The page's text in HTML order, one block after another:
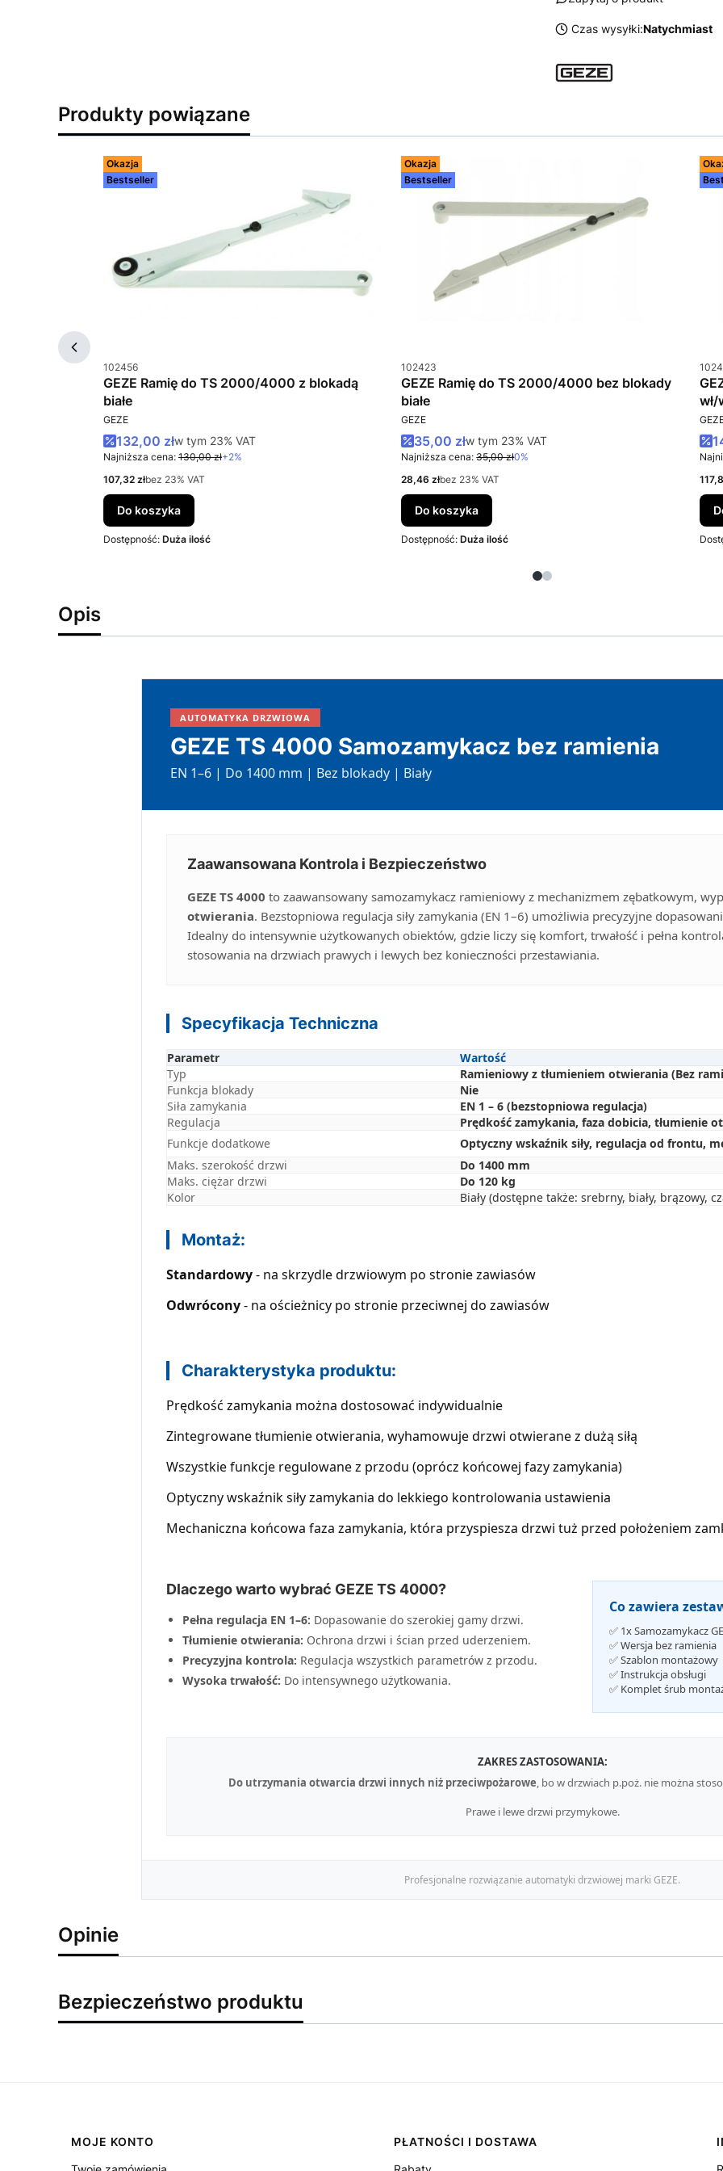
Czas wysyłki:Natychmiast
Produkty powiązane
Okazja
Bestseller
Kod produktu
102456
GEZE Ramię do TS 2000/4000 z blokadą
białe
PRODUCENT
GEZE
Cena promocyjna brutto
132,00 złw tym %s VAT
w tym 23% VAT
Najniższa cena: 130,00 zł+2%
Cena netto
107,32 złbez 23% VAT
Do koszyka
Dostępność: Duża ilość
Okazja
Bestseller
Kod produktu
102423
GEZE Ramię do TS 2000/4000 bez blokady
białe
PRODUCENT
GEZE
Cena promocyjna brutto
35,00 złw tym %s VAT
w tym 23% VAT
Najniższa cena: 35,00 zł0%
Cena netto
28,46 złbez 23% VAT
Do koszyka
Dostępność:Duża ilość
Kod
wł/
Opis
AUTOMATYKA DRZWIOWA
GEZE TS 4000 Samozamykacz bez ramienia
EN 1–6 | Do 1400 mm | Bez blokady | Biały
Zaawansowana Kontrola i Bezpieczeństwo
GEZE TS 4000 to zaawansowany samozamykacz ramieniowy z mechanizmem zębatkowym,
otwierania. Bezstopniowa regulacja siły zamykania (EN 1–6) umożliwia precyzyjne
Idealny do intensywnie użytkowanych obiektów, gdzie liczy się komfort, trwałość i pełna
stosowania na drzwiach prawych i lewych bez konieczności przestawiania.
Specyfikacja Techniczna
Parametr
Wartość
Typ
Ramieniowy z tłumieniem otwierania (Bez
Funkcja blokady
Nie
Siła zamykania
EN 1 – 6 (bezstopniowa regulacja)
Regulacja
Prędkość zamykania, faza dobicia, tłumienie
Funkcje dodatkowe
Optyczny wskaźnik siły, regulacja od frontu,
Maks. szerokość drzwi
Do 1400 mm
Maks. ciężar drzwi
Do 120 kg
Kolor
Biały (dostępne także: srebrny, biały, brązowy,
Montaż:
Standardowy- na skrzydle drzwiowym po stronie zawiasów
Odwrócony- na ościeżnicy po stronie przeciwnej do zawiasów
Charakterystyka produktu:
Prędkość zamykania można dostosować indywidualnie
Zintegrowane tłumienie otwierania, wyhamowuje drzwi otwierane z dużą siłą
Wszystkie funkcje regulowane z przodu (oprócz końcowej fazy zamykania)
Optyczny wskaźnik siły zamykania do lekkiego kontrolowania ustawienia
Mechaniczna końcowa faza zamykania, która przyspiesza drzwi tuż przed położeniem
Dlaczego warto wybrać GEZE TS 4000?
Pełna regulacja EN 1–6: Dopasowanie do szerokiej gamy drzwi.
Tłumienie otwierania: Ochrona drzwi i ścian przed uderzeniem.
Precyzyjna kontrola: Regulacja wszystkich parametrów z przodu.
Wysoka trwałość: Do intensywnego użytkowania.
Co zawiera
✅ 1x Samozamykacz
✅ Wersja bez ramienia
✅ Szablon montażowy
✅ Instrukcja obsługi
✅ Komplet śrub
ZAKRES ZASTOSOWANIA:
Do utrzymania otwarcia drzwi innych niż przeciwpożarowe, bo w drzwiach p.poż. nie można
Prawe i lewe drzwi przymykowe.
Profesjonalne rozwiązanie automatyki drzwiowej marki GEZE.
Opinie
Bezpieczeństwo produktu
Linki w stopce
MOJE KONTO
PŁATNOŚCI I DOSTAWA